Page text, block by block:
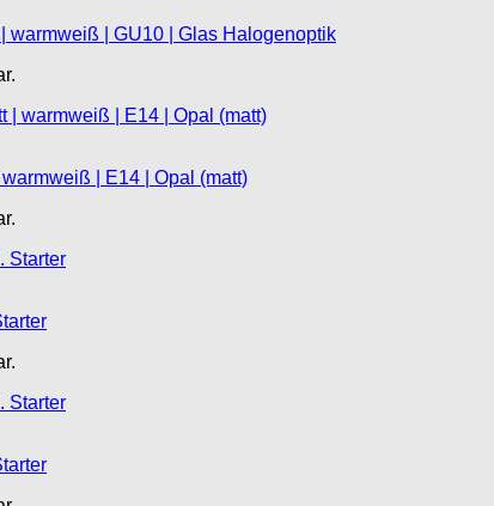
warmweiß | GU10 | Glas Halogenoptik
| E14 | Opal (matt)